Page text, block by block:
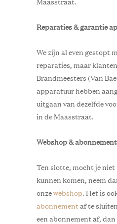
Reparaties & garantie
We zijn al even gestopt
reparaties, maar
Brandmeesters (Van
apparatuur hebben
uitgaan van dezelfde
in de Maasstraat.
Webshop &
Ten slotte, mocht je
kunnen komen, neem
onzewebshop. Het is
abonnementaf te
een abonnement af,